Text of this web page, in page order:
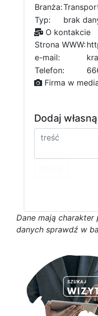
Branża:
Typ:
brak
O kontakcie
Strona WWW:
e-mail:
kr9
a
Telefon:
Firma w
Dodaj
Dane mają charakter
danych sprawdź w